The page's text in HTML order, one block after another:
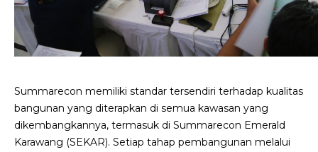
Summarecon memiliki standar tersendiri terhadap kualitas
bangunan yang diterapkan di semua kawasan yang
dikembangkannya, termasuk di Summarecon Emerald
Karawang (SEKAR). Setiap tahap pembangunan melalui